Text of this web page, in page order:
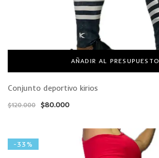
AÑADIR AL PRESUPUESTO
Conjunto deportivo kirios
$120.000 $80.000
-33%